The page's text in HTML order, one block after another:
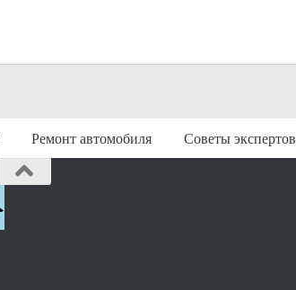
Ремонт автомобиля Советы экспертов